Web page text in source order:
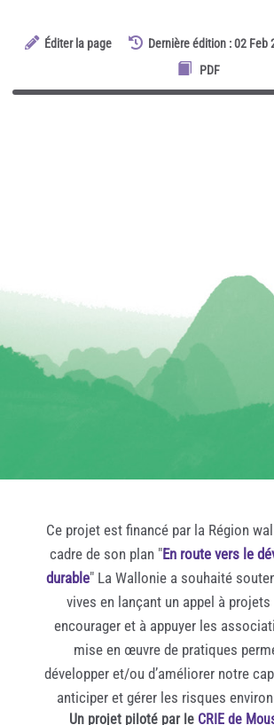
Éditer la page Dernière édition : 02 Feb
PDF
Ce projet est financé par la Région
cadre de son plan "En route vers le
durable" La Wallonie a souhaité
vives en lançant un appel à
encourager et à appuyer les
mise en œuvre de pratiques
développer et/ou d’améliorer notre
anticiper et gérer les risques
Un projet piloté par le CRIE de